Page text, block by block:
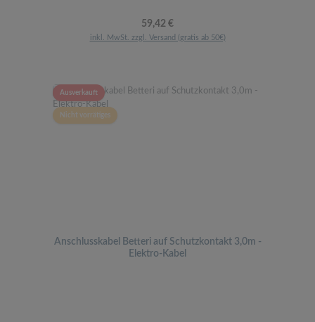
Regulärer Preis:
59,42 €
inkl. MwSt. zzgl. Versand (gratis ab 50€)
Ausverkauft
Nicht vorrätiges
Anschlusskabel Betteri auf Schutzkontakt 3,0m -
Elektro-Kabel